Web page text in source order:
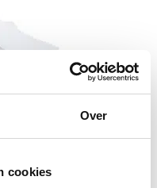
Over
cookies